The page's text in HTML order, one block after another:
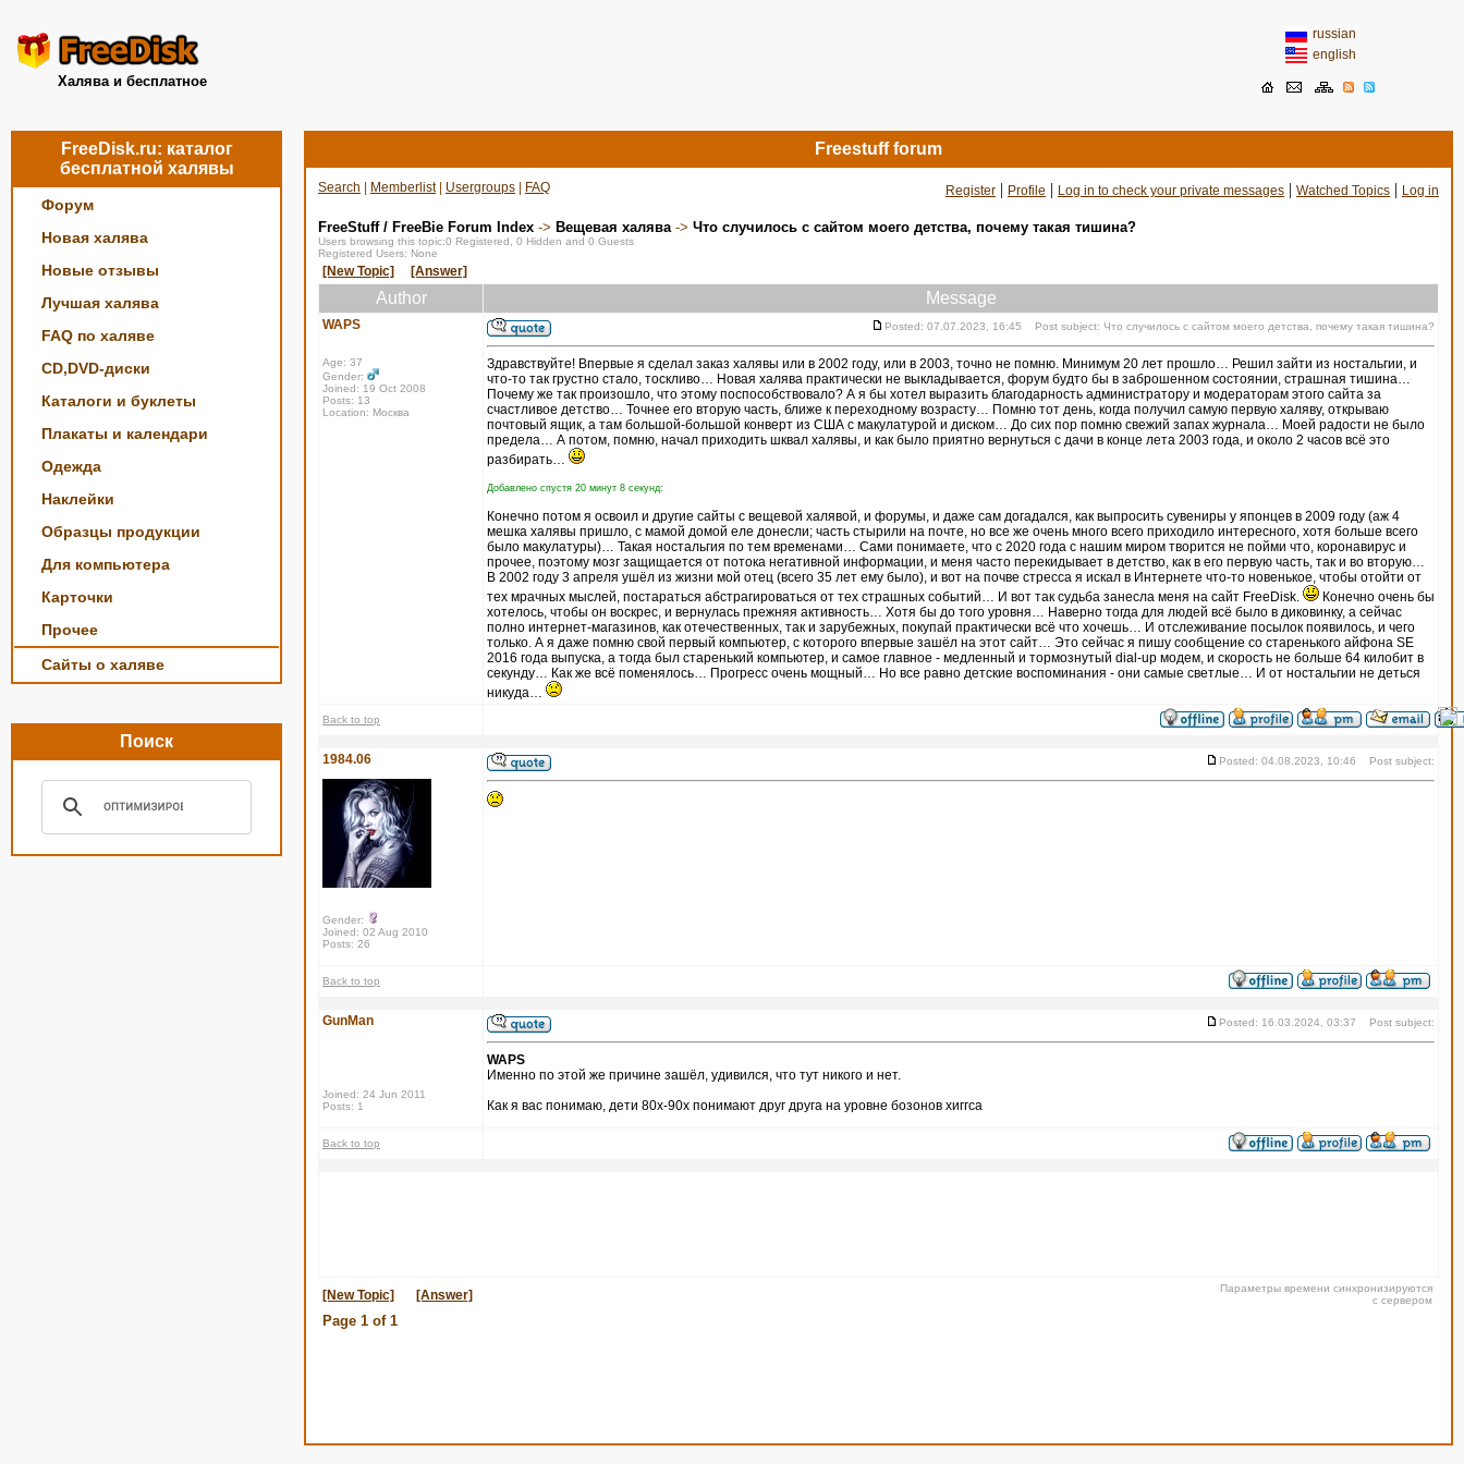
Халява и бесплатное
russian
english
FreeDisk.ru: каталог
бесплатной халявы
Форум
Новая халява
Новые отзывы
Лучшая халява
FAQ по халяве
CD,DVD-диски
Каталоги и буклеты
Плакаты и календари
Одежда
Наклейки
Образцы продукции
Для компьютера
Карточки
Прочее
Сайты о халяве
Поиск
Freestuff forum
Search Memberlist| Usergroups FAQ Register | Profile | Log in to check your private messages | Watched Topics | Log in
FreeStuff / FreeBie Forum Index -> Вещевая халява-> Что случилось с сайтом моего детства, почему такая тишина?
Users browsing this topic:0 Registered, 0 Hidden and 0 Guests
Registered Users: None
[New Topic] [Answer]
Author Message
WAPS
Age: 37
Gender:
Joined: 19 Oct 2008
Posts: 13
Location: Москва
Posted: 07.07.2023, 16:45 Post subject: Что случилось с сайтом моего детства, почему такая тишина?
Здравствуйте! Впервые я сделал заказ халявы или в 2002 году, или в 2003, точно не помню. Минимум 20 лет прошло… Решил зайти из ностальгии, и
что-то так грустно стало, тоскливо… Новая халява практически не выкладывается, форум будто бы в заброшенном состоянии, страшная тишина…
Почему же так произошло, что этому поспособствовало? А я бы хотел выразить благодарность администратору и модераторам этого сайта за
счастливое детство… Точнее его вторую часть, ближе к переходному возрасту… Помню тот день, когда получил самую первую халяву, открываю
почтовый ящик, а там большой-большой конверт из США с макулатурой и диском… До сих пор помню свежий запах журнала… Моей радости не было
предела… А потом, помню, начал приходить шквал халявы, и как было приятно вернуться с дачи в конце лета 2003 года, и около 2 часов всё это
разбирать…
Добавлено спустя 20 минут 8 секунд:
Конечно потом я освоил и другие сайты с вещевой халявой, и форумы, и даже сам догадался, как выпросить сувениры у японцев в 2009 году (аж 4
мешка халявы пришло, с мамой домой еле донесли; часть стырили на почте, но все же очень много всего приходило интересного, хотя больше всего
было макулатуры)… Такая ностальгия по тем временами… Сами понимаете, что с 2020 года с нашим миром творится не пойми что, коронавирус и
прочее, поэтому мозг защищается от потока негативной информации, и меня часто перекидывает в детство, как в его первую часть, так и во вторую…
В 2002 году 3 апреля ушёл из жизни мой отец (всего 35 лет ему было), и вот на почве стресса я искал в Интернете что-то новенькое, чтобы отойти от
тех мрачных мыслей, постараться абстрагироваться от тех страшных событий… И вот так судьба занесла меня на сайт FreeDisk.
Конечно очень бы
хотелось, чтобы он воскрес, и вернулась прежняя активность… Хотя бы до того уровня… Наверно тогда для людей всё было в диковинку, а сейчас
полно интернет-магазинов, как отечественных, так и зарубежных, покупай практически всё что хочешь… И отслеживание посылок появилось, и чего
только. А я даже помню свой первый компьютер, с которого впервые зашёл на этот сайт… Это сейчас я пишу сообщение со старенького айфона SE
2016 года выпуска, а тогда был старенький компьютер, и самое главное - медленный и тормознутый dial-up модем, и скорость не больше 64 килобит в
секунду… Как же всё поменялось… Прогресс очень мощный… Но все равно детские воспоминания - они самые светлые… И от ностальгии не деться
никуда…
Back to top
1984.06
Gender:
Joined: 02 Aug 2010
Posts: 26
Posted: 04.08.2023, 10:46 Post subject:
Back to top
GunMan
Joined: 24 Jun 2011
Posts: 1
Posted: 16.03.2024, 03:37 Post subject:
WAPS
Именно по этой же причине зашёл, удивился, что тут никого и нет.
Как я вас понимаю, дети 80х-90х понимают друг друга на уровне бозонов хиггса
Back to top
[New Topic] [Answer]
Параметры времени синхронизируются
с сервером
Page 1 of 1